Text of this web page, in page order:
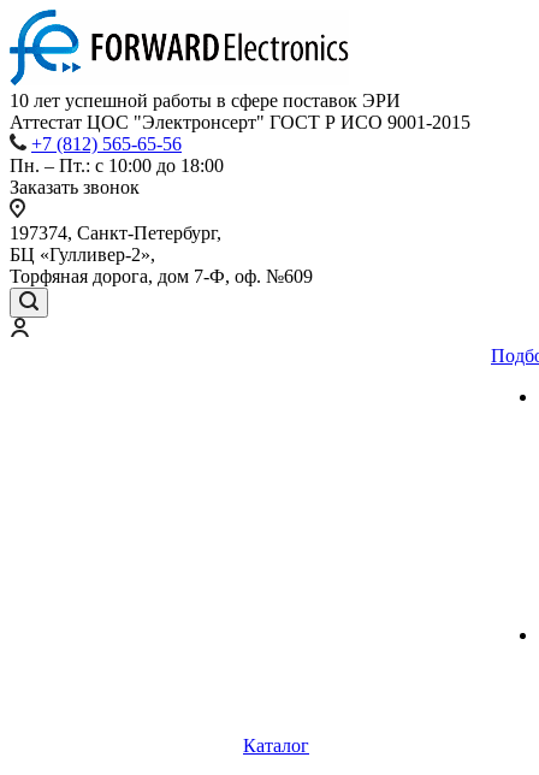
10 лет успешной работы в сфере поставок ЭРИ
Аттестат ЦОС "Электронсерт" ГОСТ Р ИСО 9001-2015
+7 (812) 565-65-56
Пн. – Пт.: с 10:00 до 18:00
Заказать звонок
197374, Санкт-Петербург,
БЦ «Гулливер-2»,
Торфяная дорога, дом 7-Ф, оф. №609
Каталог